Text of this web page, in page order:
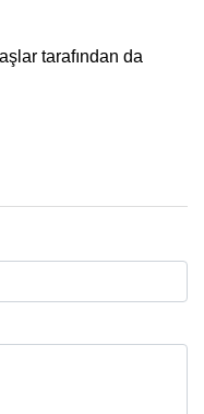
tarafından da